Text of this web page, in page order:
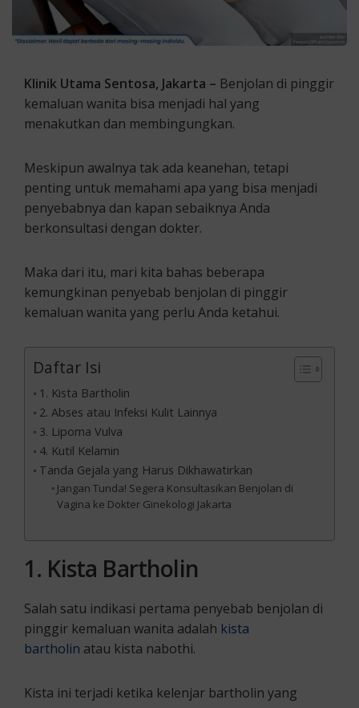
Klinik Utama Sentosa, Jakarta – Benjolan di pinggir
kemaluan wanita bisa menjadi hal yang
menakutkan dan membingungkan.
Meskipun awalnya tak ada keanehan, tetapi
penting untuk memahami apa yang bisa menjadi
penyebabnya dan kapan sebaiknya Anda
berkonsultasi dengan dokter.
Maka dari itu, mari kita bahas beberapa
kemungkinan penyebab benjolan di pinggir
kemaluan wanita yang perlu Anda ketahui.
Daftar Isi
1. Kista Bartholin
2. Abses atau Infeksi Kulit Lainnya
3. Lipoma Vulva
4. Kutil Kelamin
Tanda Gejala yang Harus Dikhawatirkan
Jangan Tunda! Segera Konsultasikan Benjolan di
Vagina ke Dokter Ginekologi Jakarta
1. Kista Bartholin
Salah satu indikasi pertama penyebab benjolan di
pinggir kemaluan wanita adalah kista
bartholin atau kista nabothi.
Kista ini terjadi ketika kelenjar bartholin yang